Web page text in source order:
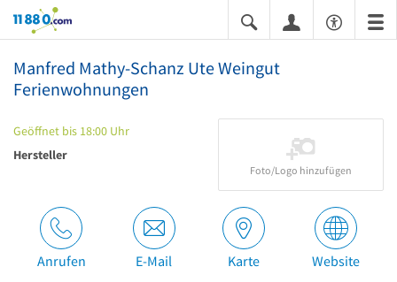
11880.com
Manfred Mathy-Schanz Ute Weingut
Ferienwohnungen
Geöffnet bis 18:00 Uhr
Hersteller
Foto/Logo hinzufügen
Anrufen E-Mail Karte Website